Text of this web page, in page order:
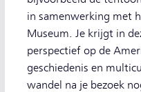
in samenwerking met
Museum. Je krijgt in
perspectief op de
geschiedenis en
wandel na je bezoek